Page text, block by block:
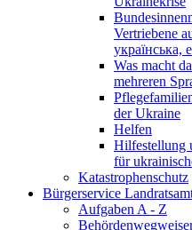
Vertriebene
українська,
Was macht
mehreren
der Ukraine
Helfen
Hilfestellung
für
Katastrophenschutz
Bürgerservice
Aufgaben A - Z